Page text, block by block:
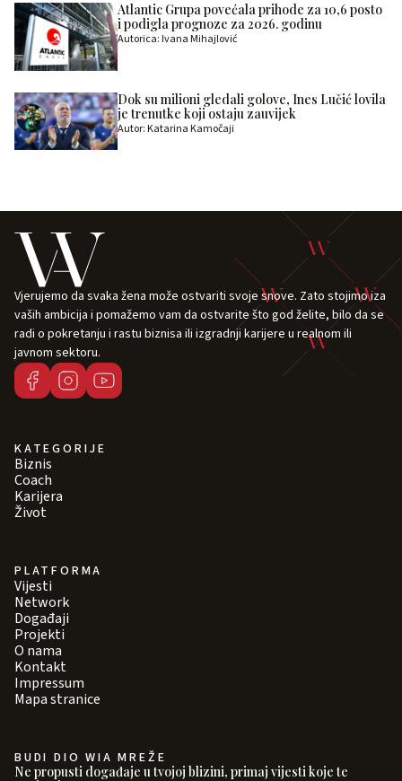
Atlantic Grupa povećala prihode za 10,6 posto
i podigla prognoze za 2026. godinu
Autorica: Ivana Mihajlović
Dok su milioni gledali golove, Ines Lučić lovila
je trenutke koji ostaju zauvijek
Autor: Katarina Kamočaji
Vjerujemo da svaka žena može ostvariti svoje snove. Zato stojimo iza
vaših ambicija i pomažemo vam da ostvarite što god želite, bilo da se
radi o pokretanju i rastu biznisa ili izgradnji karijere u realnom ili
javnom sektoru.
KATEGORIJE
Biznis
Coach
Karijera
Život
PLATFORMA
Vijesti
Network
Događaji
Projekti
O nama
Kontakt
Impressum
Mapa stranice
BUDI DIO WIA MREŽE
Ne propusti događaje u tvojoj blizini, primaj vijesti koje te